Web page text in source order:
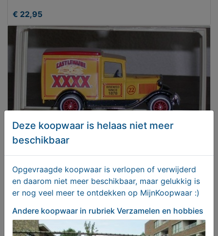
€ 22,95
12x Biervracht auto's Unieke collectors verzameling
metaal
€ 325,00
Deze koopwaar is helaas niet meer
beschikbaar
Opgevraagde koopwaar is verlopen of verwijderd
en daarom niet meer beschikbaar, maar gelukkig is
er nog veel meer te ontdekken op MijnKoopwaar :)
Andere koopwaar in rubriek Verzamelen en hobbies